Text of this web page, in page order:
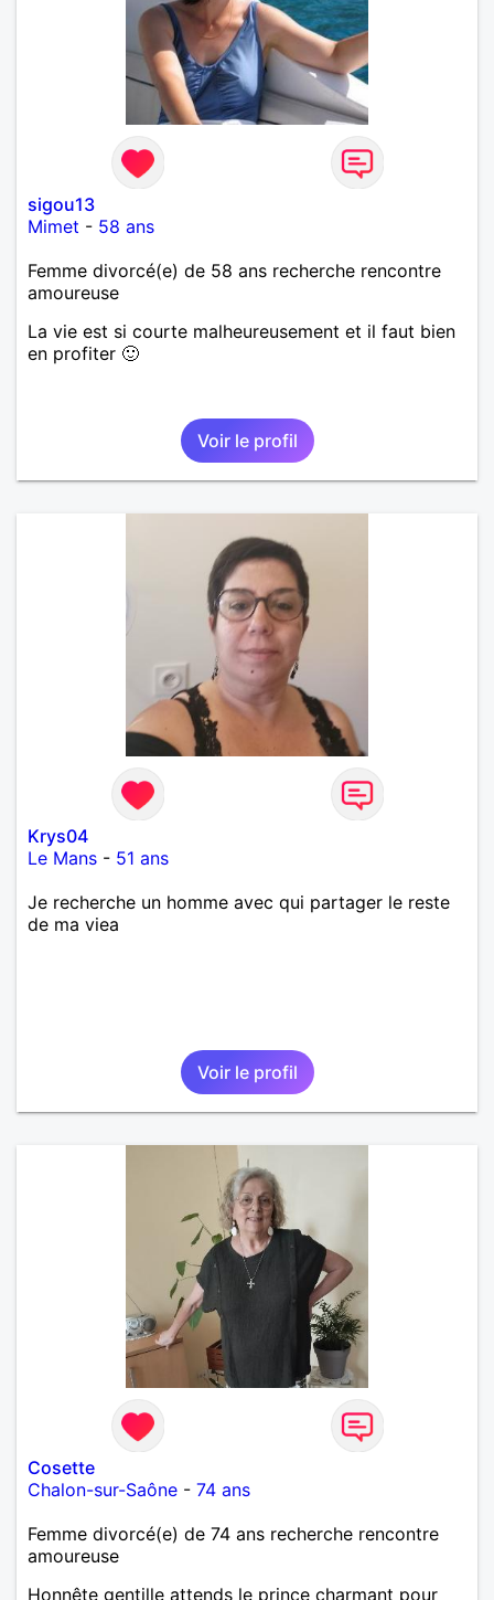
sigou13
Mimet - 58 ans
Femme divorcé(e) de 58 ans recherche rencontre
amoureuse
La vie est si courte malheureusement et il faut bien
en profiter 🙂
Voir le profil
Krys04
Le Mans - 51 ans
Je recherche un homme avec qui partager le reste
de ma viea
Voir le profil
Cosette
Chalon-sur-Saône - 74 ans
Femme divorcé(e) de 74 ans recherche rencontre
amoureuse
Honnête gentille attends le prince charmant pour